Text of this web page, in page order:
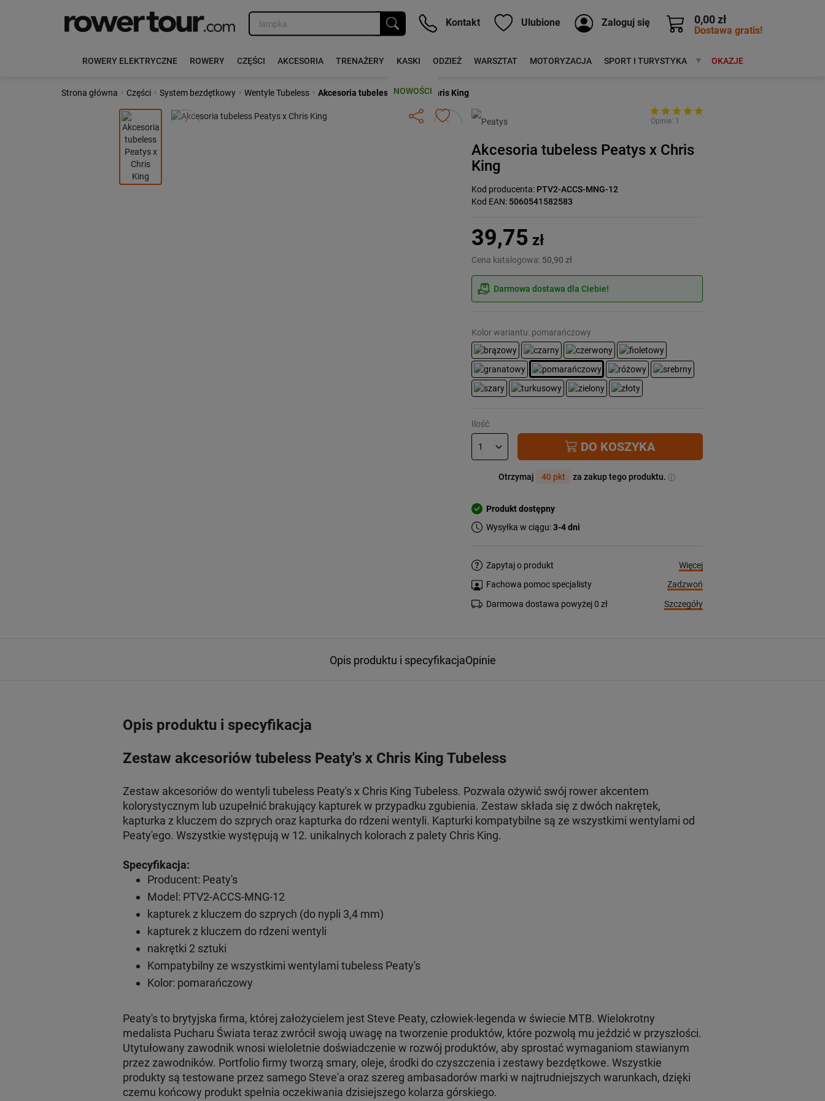
0,00 zł
Dostawa gratis!
Kontakt Ulubione Zaloguj się
ROWERY ELEKTRYCZNE ROWERY CZĘŚCI AKCESORIA TRENAŻERY KASKI ODZIEŻ WARSZTAT MOTORYZACJA SPORT I TURYSTYKA MARKIOKAZJE
NOWOŚCI
Strona główna › Części › System bezdętkowy › Wentyle Tubeless › Akcesoria tubeless Peatys x Chris King
Poprzedni Następny Opinie: 1
Akcesoria tubeless Peatys x Chris
King
Kod producenta: PTV2-ACCS-MNG-12
Kod EAN: 5060541582583
39,75 zł
Cena katalogowa: 50,90 zł
Darmowa dostawa dla Ciebie!
Kolor wariantu: pomarańczowy
Ilość
DO KOSZYKA
Otrzymaj 40 pkt za zakup tego produktu.
Produkt dostępny
Wysyłka w ciągu:3-4 dni
Zapytaj o produkt
Więcej
Fachowa pomoc specjalisty
Zadzwoń
Darmowa dostawa powyżej 0 zł
Szczegóły
Opis produktu i specyfikacjaOpinie
Opis produktu i specyfikacja
Zestaw akcesoriów tubeless Peaty's x Chris King Tubeless
Zestaw akcesoriów do wentyli tubeless Peaty's x Chris King Tubeless. Pozwala ożywić swój rower akcentem
kolorystycznym lub uzupełnić brakujący kapturek w przypadku zgubienia. Zestaw składa się z dwóch nakrętek,
kapturka z kluczem do szprych oraz kapturka do rdzeni wentyli. Kapturki kompatybilne są ze wszystkimi wentylami od
Peaty'ego. Wszystkie występują w 12. unikalnych kolorach z palety Chris King.
Specyfikacja:
Producent: Peaty's
Model: PTV2-ACCS-MNG-12
kapturek z kluczem do szprych (do nypli 3,4 mm)
kapturek z kluczem do rdzeni wentyli
nakrętki 2 sztuki
Kompatybilny ze wszystkimi wentylami tubeless Peaty's
Kolor: pomarańczowy
Peaty's to brytyjska firma, której założycielem jest Steve Peaty, człowiek-legenda w świecie MTB. Wielokrotny
medalista Pucharu Świata teraz zwrócił swoją uwagę na tworzenie produktów, które pozwolą mu jeździć w przyszłości.
Utytułowany zawodnik wnosi wieloletnie doświadczenie w rozwój produktów, aby sprostać wymaganiom stawianym
przez zawodników. Portfolio firmy tworzą smary, oleje, środki do czyszczenia i zestawy bezdętkowe. Wszystkie
produkty są testowane przez samego Steve'a oraz szereg ambasadorów marki w najtrudniejszych warunkach, dzięki
czemu końcowy produkt spełnia oczekiwania dzisiejszego kolarza górskiego.